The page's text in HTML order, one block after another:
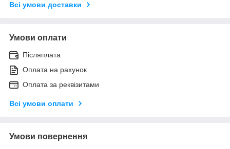
Всі умови доставки
Умови оплати
Післяплата
Оплата на рахунок
Оплата за реквізитами
Всі умови оплати
Умови повернення